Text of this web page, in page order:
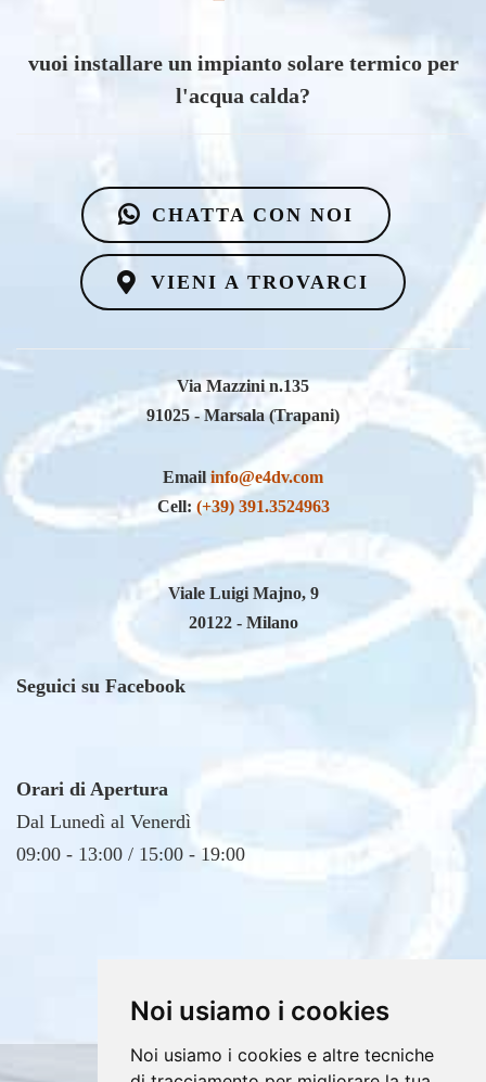
Noi usiamo i cookies
Noi usiamo i cookies e altre tecniche
vuoi scoprire i vantaggi di un impianto eolico?
CHATTA CON NOI
VIENI A TROVARCI
Via Mazzini n.135
91025 - Marsala (Trapani)
info@e4dv.com
Cell:(+39) 391.3524963
Viale Luigi Majno, 9
20122 - Milano
Seguici su Facebook
Dal Lunedì al Venerdì
09:00 - 13:00 / 15:00 - 19:00